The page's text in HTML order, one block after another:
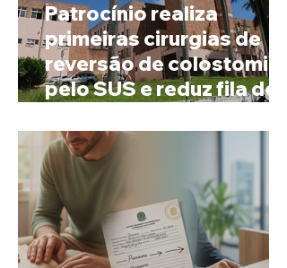
Patrocínio realiza
primeiras cirurgias de
reversão de colostomia
pelo SUS e reduz fila de